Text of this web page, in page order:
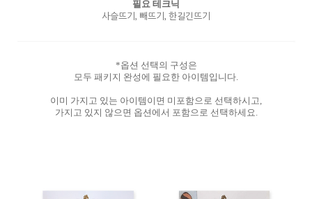
필요 테크닉
사슬뜨기, 빼뜨기, 한길긴뜨기
*옵션 선택의 구성은
모두 패키지 완성에 필요한 아이템입니다.
이미 가지고 있는 아이템이면 미포함으로 선택하시고,
가지고 있지 않으면 옵션에서 포함으로 선택하세요.